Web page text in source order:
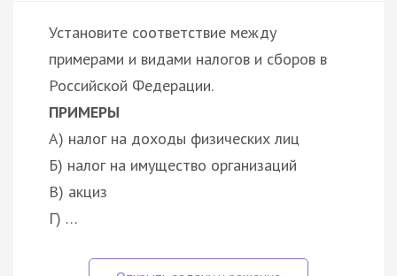
Установите соответствие между
примерами и видами налогов и сборов в
Российской Федерации.
ПРИМЕРЫ
А) налог на доходы физических лиц
Б) налог на имущество организаций
В) акциз
Г) …